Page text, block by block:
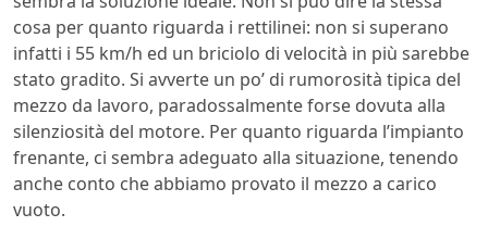
cosa per quanto riguarda i rettilinei: non si superano
infatti i 55 km/h ed un briciolo di velocità in più sarebbe
stato gradito. Si avverte un po’ di rumorosità tipica del
mezzo da lavoro, paradossalmente forse dovuta alla
silenziosità del motore. Per quanto riguarda l’impianto
frenante, ci sembra adeguato alla situazione, tenendo
anche conto che abbiamo provato il mezzo a carico
vuoto.